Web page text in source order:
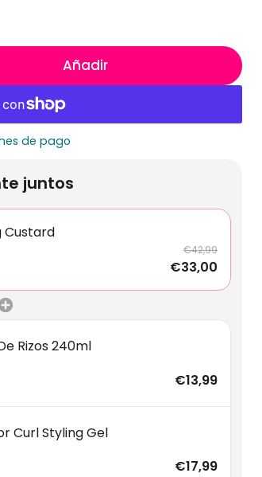
Añadir
de pago
juntos
Custard
€42,99
€33,00
Rizos 240ml
€13,99
Curl Styling Gel
€17,99